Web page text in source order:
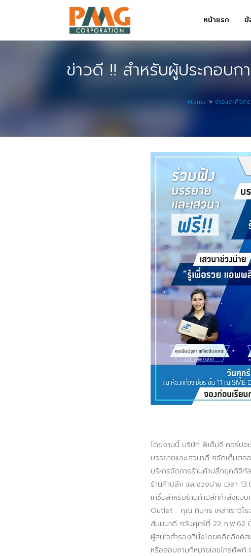
หน้าแรก
Digital Solution
Event & Exhibition Solution
Media Solution
Seminar Service Solution
Trading & E-Commerce Solution
จัดงานแสดงสินค้าและอีเว้นท์ต่าง ๆ
ประชาสัมพันธ์ผ่านสื่อออฟไลน์และสื่อออนไลน์
ผลิตสิ่งพิมพ์และที่เกี่ยวข้อง
อบรมสัมมนาออฟไลน์และออนไลน์
ข่าวดี !! สำหรับผู้ประกอบ
Home > ข่าวและกิจก
โดยงานนี้ บริษัท พีเอ็มจี คอร์ปอ
บรรยายและเสวนาดี ๆจัดเต็มต
บริหารจัดการร้านค้าปลึกยุคดิจิ
ร้านค้าปลีก และช่วงบ่าย เวลา
เคชั่นสำหรับร้านค้าปลีกค้าส่งแบ
Outlet คุณ ทินกร เหล่าเราวิโ
สัมมนาดี ๆวันศุกร์ที่ 22 ก.พ.62
ผู้สนใจสำรองที่นั่งโดยคลิกลิงค์
หรือสอบถามที่หมายเลขโทรศัพ